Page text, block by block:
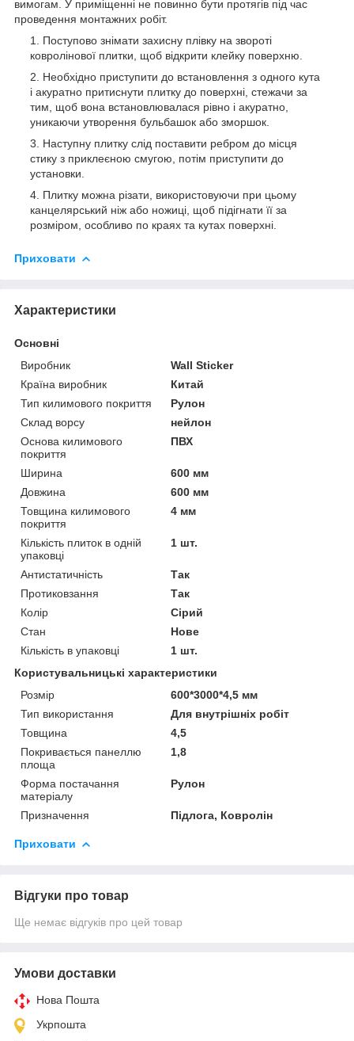
вимогам. У приміщенні не повинно бути протягів під час
проведення монтажних робіт.
Поступово знімати захисну плівку на звороті
ковролінової плитки, щоб відкрити клейку поверхню.
Необхідно приступити до встановлення з одного кута
і акуратно притиснути плитку до поверхні, стежачи за
тим, щоб вона встановлювалася рівно і акуратно,
уникаючи утворення бульбашок або зморшок.
Наступну плитку слід поставити ребром до місця
стику з приклеєною смугою, потім приступити до
установки.
Плитку можна різати, використовуючи при цьому
канцелярський ніж або ножиці, щоб підігнати її за
розміром, особливо по краях та кутах поверхні.
Приховати
Характеристики
Основні
Виробник
Wall Sticker
Країна виробник
Китай
Тип килимового покриття
Рулон
Склад ворсу
нейлон
Основа килимового
покриття
ПВХ
Ширина
600 мм
Довжина
600 мм
Товщина килимового
покриття
4 мм
Кількість плиток в одній
упаковці
1 шт.
Антистатичність
Так
Протиковзання
Так
Колір
Сірий
Стан
Нове
Кількість в упаковці
1 шт.
Користувальницькі характеристики
Розмір
600*3000*4,5 мм
Тип використання
Для внутрішніх робіт
Товщина
4,5
Покривається панеллю
площа
1,8
Форма постачання
матеріалу
Рулон
Призначення Підлога, Ковролін
Приховати
Відгуки про товар
Ще немає відгуків про цей товар
Умови доставки
Нова Пошта
Укрпошта